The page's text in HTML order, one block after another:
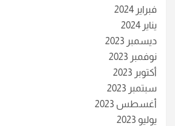
فبراير 2024
يناير 2024
ديسمبر 2023
نوفمبر 2023
أكتوبر 2023
سبتمبر 2023
أغسطس 2023
يوليو 2023